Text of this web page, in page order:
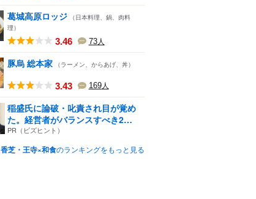
葛城高原ロッジ （日本料理、鍋、肉料
理）
3.46 73人
豚烏 総本家 （ラーメン、からあげ、丼）
3.43 169人
稲盛氏に論破・叱責され目が覚め
た。経営者がバランスすべき2
つ...
PR（ビズヒント）
香芝・王寺×和食のランキングをもっと見る